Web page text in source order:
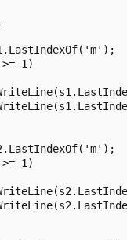
1)
1)